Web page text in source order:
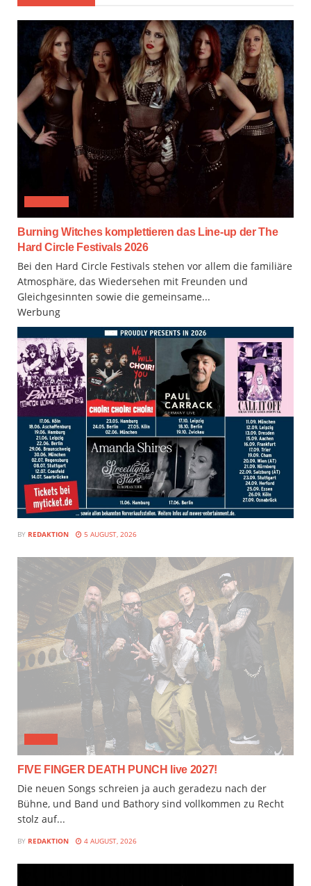
Burning Witches komplettieren das Line-up der The
Hard Circle Festivals 2026
Bei den Hard Circle Festivals stehen vor allem die familiäre
Atmosphäre, das Wiedersehen mit Freunden und
Gleichgesinnten sowie die gemeinsame...
Werbung
BY REDAKTION 5 AUGUST, 2026
FIVE FINGER DEATH PUNCH live 2027!
Die neuen Songs schreien ja auch geradezu nach der
Bühne, und Band und Bathory sind vollkommen zu Recht
stolz auf...
BY REDAKTION 4 AUGUST, 2026